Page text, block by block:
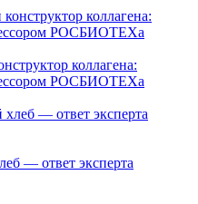
коллагена:
РОСБИОТЕХа
— ответ эксперта